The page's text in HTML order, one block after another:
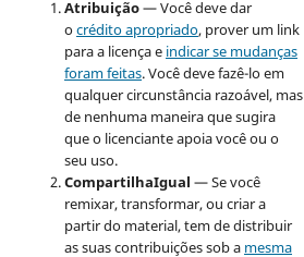
Atribuição— Você deve dar
ocrédito apropriado, prover um link
para a licença e indicar se mudanças
foram feitas. Você deve fazê-lo em
qualquer circunstância razoável, mas
de nenhuma maneira que sugira
que o licenciante apoia você ou o
seu uso.
CompartilhaIgual — Se você
remixar, transformar, ou criar a
partir do material, tem de distribuir
as suas contribuições sob a mesma